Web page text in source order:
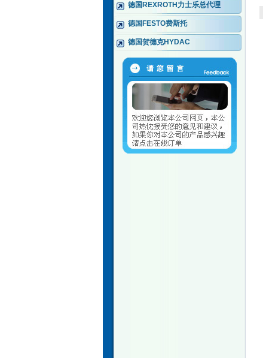
德国REXROTH力士乐总代理
德国FESTO费斯托
德国贺德克HYDAC